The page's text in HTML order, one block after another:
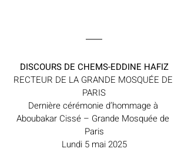
DISCOURS DE CHEMS-EDDINE HAFIZ
RECTEUR DE LA GRANDE MOSQUÉE DE
PARIS
Dernière cérémonie d’hommage à
Aboubakar Cissé – Grande Mosquée de
Paris
Lundi 5 mai 2025